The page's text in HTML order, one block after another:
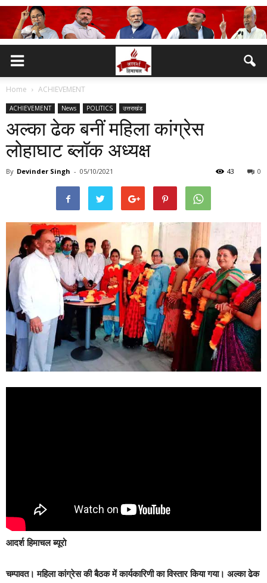
Home ACHIEVEMENT
ACHIEVEMENT News POLITICS उत्तराखंड
अल्का ढेक बनीं महिला कांग्रेस
लोहाघाट ब्लॉक अध्यक्ष
By Devinder Singh - 05/10/2021 0
43
आदर्श हिमाचल ब्यूरो
चम्पावत। महिला कांग्रेस की बैठक में कार्यकारिणी का विस्तार किया गया। अल्का ढेक